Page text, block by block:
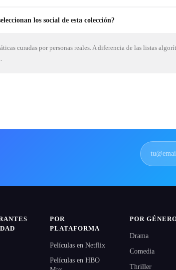
los social de esta colección?
curadas por personas reales. A diferencia de las listas
POR
PLATAFORMA
Películas en Netflix
Películas en HBO
POR
Drama
Comedia
Thriller